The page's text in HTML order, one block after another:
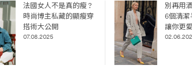
COLLABORATION OPPORTUNITY DISCLAIMER
| Madame Figaro editions: France Greece | Japan |
Kong is published by
by exclusive agreement with
. All rights reserved.
法國女人不是真的瘦 ?
時尚博主私藏的顯瘦穿
搭術大公開
07.08.2025
別再用
6個清潔
讓你更